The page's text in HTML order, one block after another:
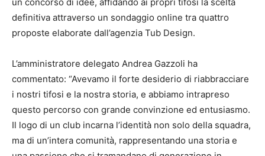
definitiva attraverso un sondaggio online tra quattro
proposte elaborate dall’agenzia Tub Design.
L’amministratore delegato Andrea Gazzoli ha
commentato: “Avevamo il forte desiderio di riabbracciare
i nostri tifosi e la nostra storia, e abbiamo intrapreso
questo percorso con grande convinzione ed entusiasmo.
Il logo di un club incarna l’identità non solo della squadra,
ma di un’intera comunità, rappresentando una storia e